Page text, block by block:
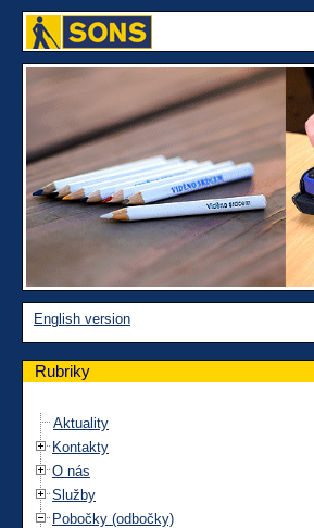
English version
Rubriky
Aktuality
Kontakty
O nás
Služby
Pobočky (odbočky)